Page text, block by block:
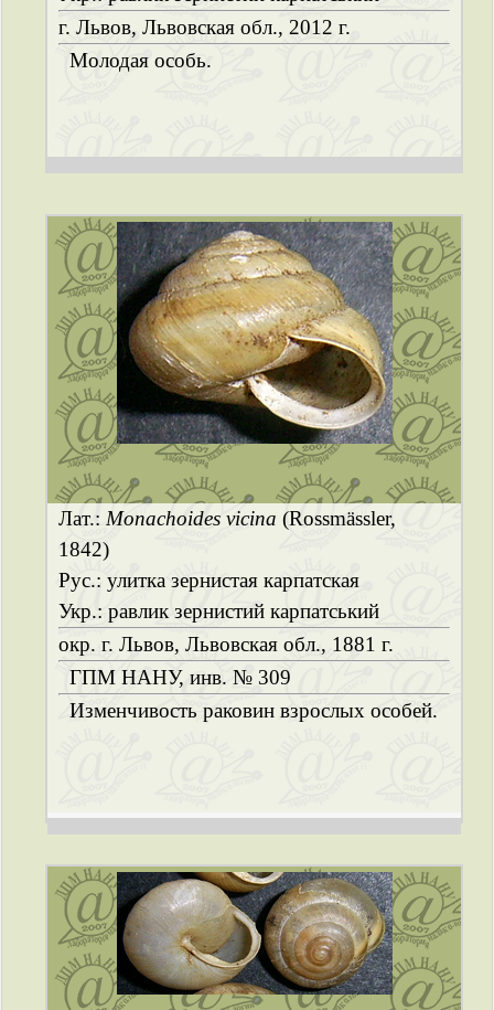
г. Львов, Львовская обл., 2012 г.
Молодая особь.
Лат.: Monachoides vicina (Rossmässler,
1842)
Рус.: улитка зернистая карпатская
Укр.: равлик зернистий карпатський
окр. г. Львов, Львовская обл., 1881 г.
ГПМ НАНУ, инв. № 309
Изменчивость раковин взрослых особей.